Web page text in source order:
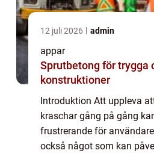
12 juli 2026 admin
appar
Sprutbetong för trygga
konstruktioner
Introduktion Att uppleva
kraschar gång på gång
frustrerande för
också något som kan